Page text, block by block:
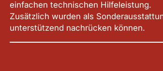
einfachen technischen Hilfeleistung.
Zusätzlich wurden als
unterstützend nachrücken können.